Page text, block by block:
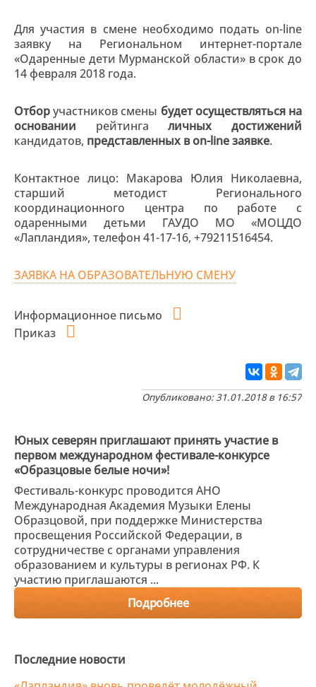
Для участия в смене необходимо подать on-line
заявку на Региональном интернет-портале
«Одаренные дети Мурманской области» в срок до
14 февраля 2018 года.
Отборучастников смены будет осуществляться на
основании рейтингаличных достижений
кандидатов, представленных вon-lineзаявке.
Контактное лицо: Макарова Юлия Николаевна,
старший методист Регионального
координационного центра по работе с
одаренными детьми ГАУДО МО «МОЦДО
«Лапландия», телефон 41-17-16, +79211516454.
ЗАЯВКА НА ОБРАЗОВАТЕЛЬНУЮ СМЕНУ
Информационное письмо
Приказ
Опубликовано: 31.01.2018 в 16:57
Юных северян приглашают принять участие в
первом международном фестивале-конкурсе
«Образцовые белые ночи»!
Фестиваль-конкурс проводится АНО
Международная Академия Музыки Елены
Образцовой, при поддержке Министерства
просвещения Российской Федерации, в
сотрудничестве с органами управления
образованием и культуры в регионах РФ. К
участию приглашаются ...
Подробнее
Последние новости